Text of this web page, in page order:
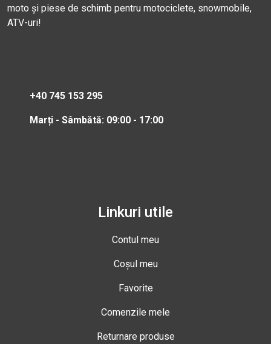
moto și piese de schimb pentru motociclete, snowmobile,
ATV-uri!
+40 745 153 295
Marți - Sâmbătă: 09:00 - 17:00
Linkuri utile
Contul meu
Coșul meu
Favorite
Comenzile mele
Returnare produse